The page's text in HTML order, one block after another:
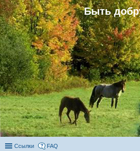
Быть
Ссылки FAQ